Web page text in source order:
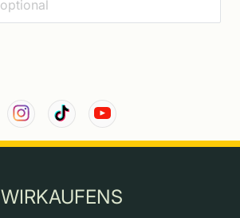
WIRKAUFENS